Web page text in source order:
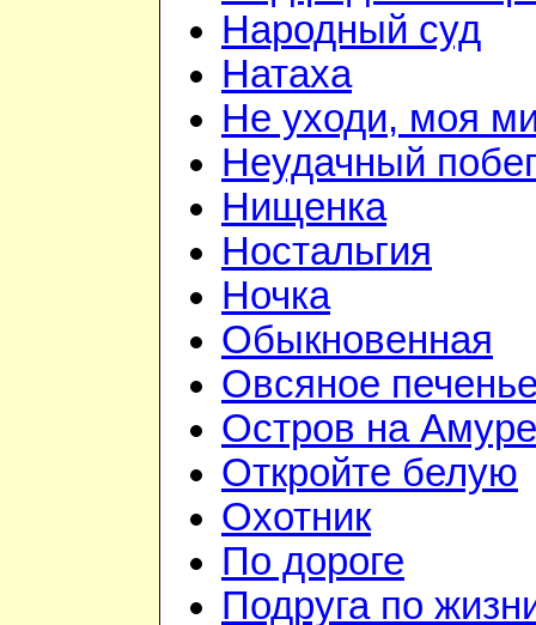
Народный суд
Натаха
Не уходи, моя
Неудачный
Нищенка
Ностальгия
Ночка
Обыкновенная
Овсяное
Остров на Амуре
Откройте белую
Охотник
По дороге
Подруга по